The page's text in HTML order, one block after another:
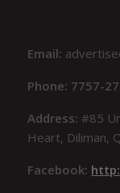
Email:
Phone: 7757-
Address:#85
Heart, Diliman,
Facebook: